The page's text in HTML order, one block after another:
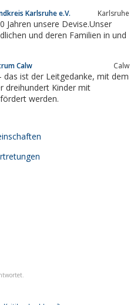
Karlsruhe e.V. Karlsruhe
Jahren unsere Devise.Unser
Calw Calw
dreihundert Kinder mit
werden.